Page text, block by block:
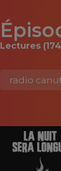
Lectures
radio